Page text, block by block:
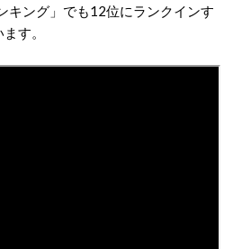
キング」でも12位にランクインす
す。